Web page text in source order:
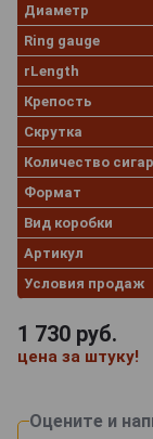
Диаметр
Ring gauge
rLength
Крепость
Скрутка
Количество
Формат
Вид коробки
Артикул
Условия продаж
1 730 руб.
цена за штуку!
Оцените и